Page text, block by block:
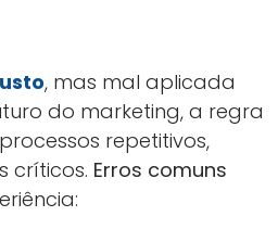
, mas mal aplicada
do marketing, a regra
repetitivos,
críticos. Erros comuns